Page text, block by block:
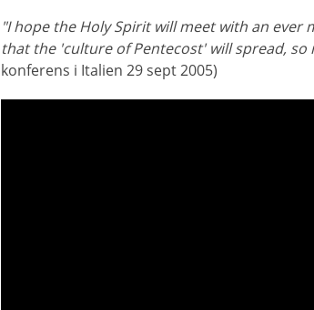
"I hope the Holy Spirit will meet with an
that the 'culture of Pentecost' will spread, so
konferens i Italien 29 sept 2005)